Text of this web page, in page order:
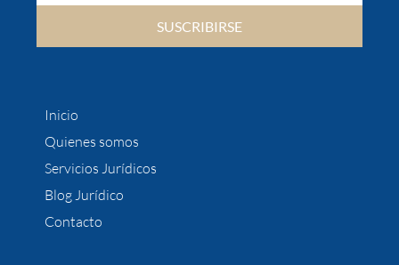
SUSCRIBIRSE
Inicio
Quienes somos
Servicios Jurídicos
Blog Jurídico
Contacto